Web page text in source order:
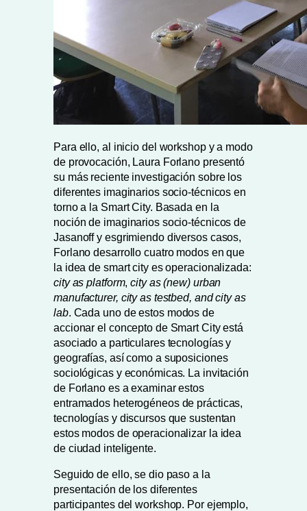
Para ello, al inicio del workshop y a modo
de provocación, Laura Forlano presentó
su más reciente investigación sobre los
diferentes imaginarios socio-técnicos en
torno a la Smart City. Basada en la
noción de imaginarios socio-técnicos de
Jasanoff y esgrimiendo diversos casos,
Forlano desarrollo cuatro modos en que
la idea de smart city es operacionalizada:
city as platform,city as (new) urban
manufacturer, city as testbed, and city as
lab. Cada uno de estos modos de
accionar el concepto de Smart City está
asociado a particulares tecnologías y
geografías, así como a suposiciones
sociológicas y económicas. La invitación
de Forlano es a examinar estos
entramados heterogéneos de prácticas,
tecnologías y discursos que sustentan
estos modos de operacionalizar la idea
de ciudad inteligente.
Seguido de ello, se dio paso a la
presentación de los diferentes
participantes del workshop. Por ejemplo,